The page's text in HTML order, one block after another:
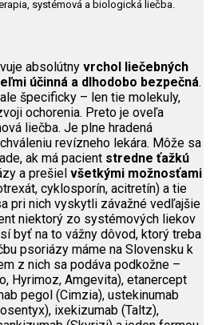
systémová a biologická liečba.
absolútny vrchol liečebných
účinná a dlhodobo bezpečná.
špecificky – len tie molekuly,
ochorenia. Preto je oveľa
liečba. Je plne hradená
revízneho lekára. Môže sa
ak má pacient stredne ťažkú
a prešiel všetkými možnosťami
cyklosporín, acitretín) a tie
pri nich vyskytli závažné vedľajšie
niektorý zo systémových liekov
byť na to vážny dôvod, ktorý treba
psoriázy máme na Slovensku k
z nich sa podáva podkožne –
Hyrimoz, Amgevita), etanercept
pegol (Cimzia), ustekinumab
ixekizumab (Taltz),